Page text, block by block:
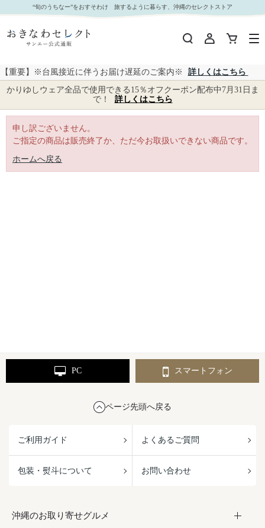
｜おきなわセレクト サンエー公式通販
“旬のうちなー”をおすそわけ 旅するように暮らす、沖縄のセレクトストア
【重要】※台風接近に伴うお届け遅延のご案内※
詳しくはこちら
かりゆしウェア全品で使用できる15％オフクーポン配布中7月31日ま
で！
詳しくはこちら
申し訳ございません。
ご指定の商品は販売終了か、ただ今お取扱いできない商品です。
ホームへ戻る
PC スマートフォン
ページ先頭へ戻る
ご利用ガイド よくあるご質問
包装・熨斗について お問い合わせ
沖縄のお取り寄せグルメ